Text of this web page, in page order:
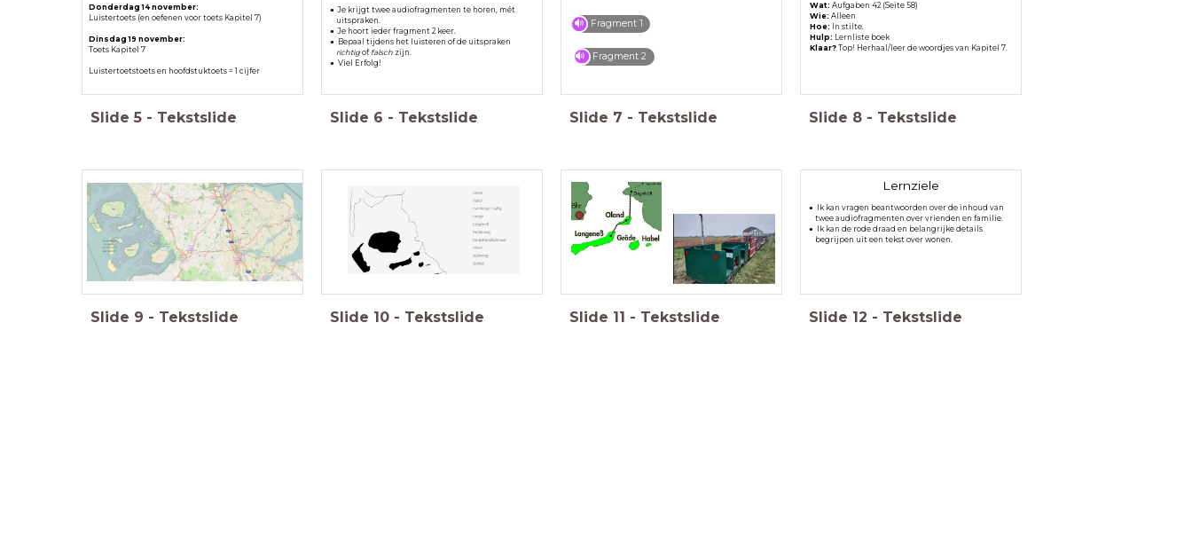
Donderdag 14 november:
Luistertoets (en oefenen voor toets Kapitel 7)
Dinsdag 19 november:
Toets Kapitel 7
Luistertoetstoets en hoofdstuktoets = 1 cijfer
Slide 5 - Tekstslide
Je krijgt twee audiofragmenten te horen, mét
uitspraken.
Je hoort ieder fragment 2 keer.
Bepaal tijdens het luisteren of de uitspraken
richtigof falschzijn.
Viel Erfolg!
Slide 6 - Tekstslide
Fragment 1
Fragment 2
Slide 7 - Tekstslide
Wat: Aufgaben 42 (Seite 58)
Wie: Alleen
Hoe:
In stilte.
Hulp: Lernliste boek
Klaar?Top! Herhaal/leer de woordjes van Kapitel 7.
Slide 8 - Tekstslide
Slide 9 - Tekstslide Slide 10 - Tekstslide Slide 11 - Tekstslide
Lernziele
Ik kan vragen beantwoorden over de inhoud van
twee audiofragmenten over vrienden en familie.
Ik kan de rode draad en belangrijke details
begrijpen uit een tekst over wonen.
Slide 12 - Tekstslide